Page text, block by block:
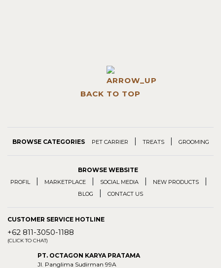
BACK TO TOP
BROWSE CATEGORIES PET CARRIER TREATS GROOMING
BROWSE WEBSITE
PROFIL MARKETPLACE SOCIAL MEDIA NEW PRODUCTS
BLOG CONTACT US
CUSTOMER SERVICE HOTLINE
+62 811-3050-1188
(CLICK TO CHAT)
PT. OCTAGON KARYA PRATAMA
Jl. Panglima Sudirman 99A